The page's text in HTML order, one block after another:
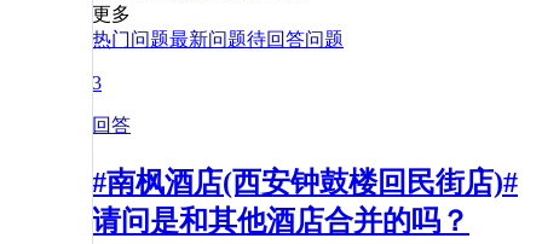
更多
热门问题最新问题待回答问题
3
回答
#南枫酒店(西安钟鼓楼回民街店)#
请问是和其他酒店合并的吗？